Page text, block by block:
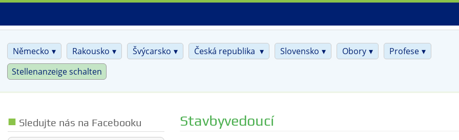
Skip
main
Německo
Rakousko Švýcarsko Česká republika Slovensko Obory
Profese
Stellenanzeige schalten
Sledujte nás na Facebooku Stavbyvedoucí